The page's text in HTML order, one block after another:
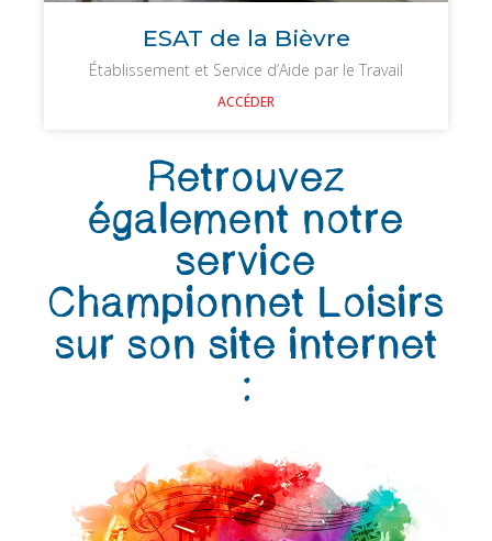
ESAT de la Bièvre
Établissement et Service d’Aide par le Travail
ACCÉDER
Retrouvez
également notre
service
Championnet Loisirs
sur son site internet
: